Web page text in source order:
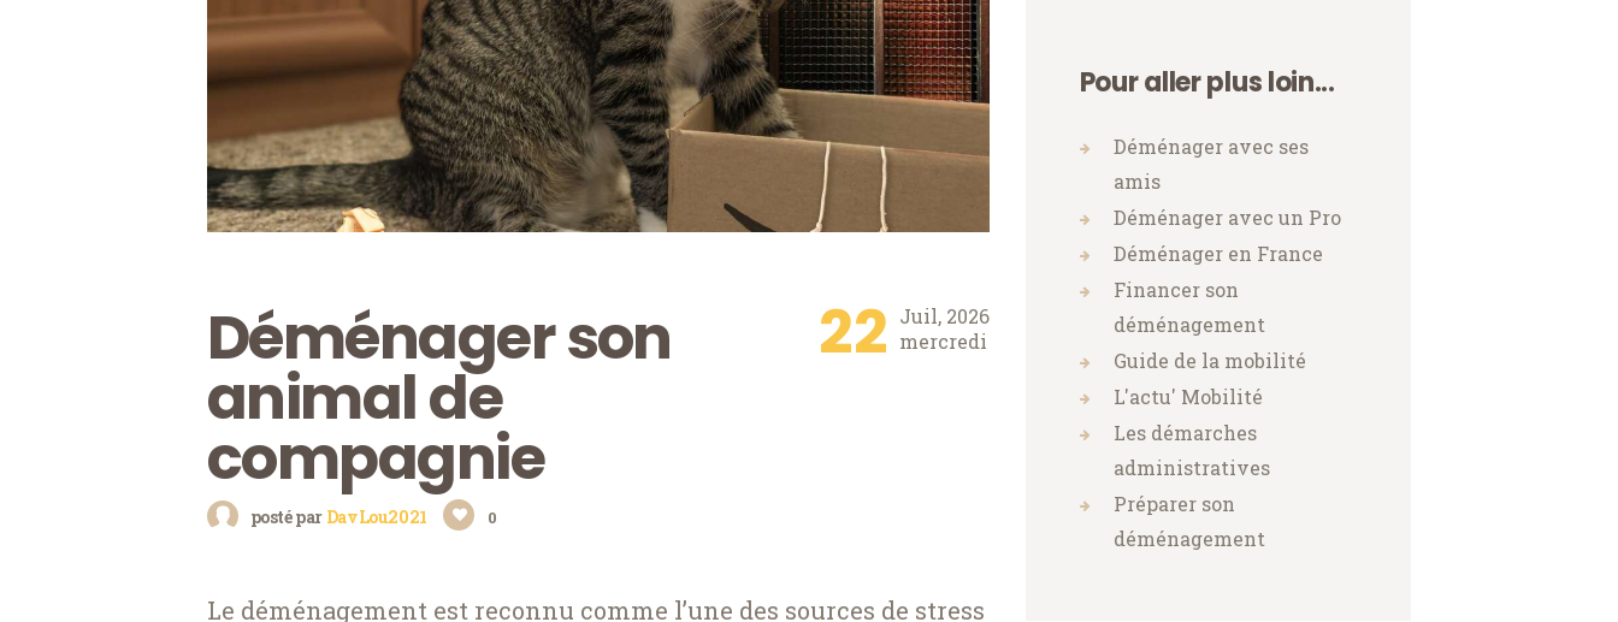
22 Juil, 2026
mercredi
Déménager son
animal de
compagnie
posté par DavLou2021 0
Le déménagement est reconnu comme l’une des sources de stress
Pour aller plus loin...
Déménager avec ses
amis
Déménager avec un Pro
Déménager en France
Financer son
déménagement
Guide de la mobilité
L'actu' Mobilité
Les démarches
administratives
Préparer son
déménagement